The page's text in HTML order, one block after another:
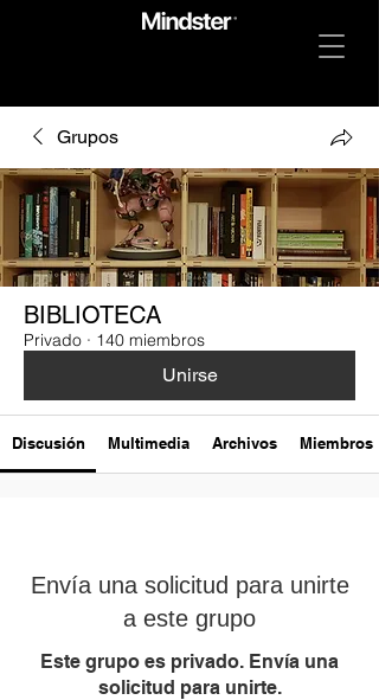
Grupos
BIBLIOTECA
Privado · 140 miembros
Unirse
Discusión Multimedia Archivos Miembros
Envía una solicitud para unirte
a este grupo
Este grupo es privado. Envía una
solicitud para unirte.